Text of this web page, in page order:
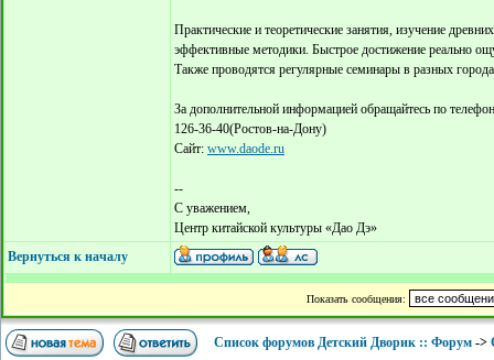
Практические и теоретические занятия, изучение
эффективные методики. Быстрое достижение реально
Также проводятся регулярные семинары в разных
За дополнительной информацией обращайтесь по
126-36-40(Ростов-на-Дону)
Сайт: www.daode.ru
--
С уважением,
Центр китайской культуры «Дао Дэ»
Вернуться к началу
Показать сообщения:
Список форумов Детский Дворик :: Форум ->